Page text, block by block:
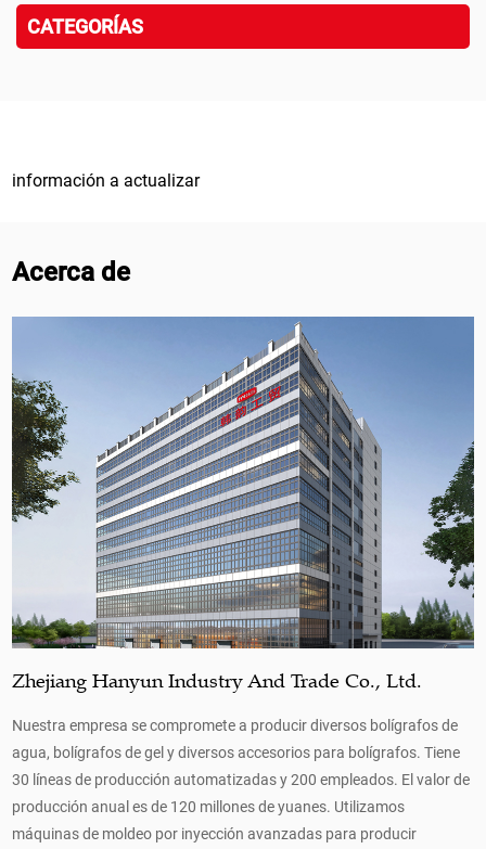
CATEGORÍAS
información a actualizar
Acerca de
Zhejiang Hanyun Industry And Trade Co., Ltd.
Nuestra empresa se compromete a producir diversos bolígrafos de
agua, bolígrafos de gel y diversos accesorios para bolígrafos. Tiene
30 líneas de producción automatizadas y 200 empleados. El valor de
producción anual es de 120 millones de yuanes. Utilizamos
máquinas de moldeo por inyección avanzadas para producir